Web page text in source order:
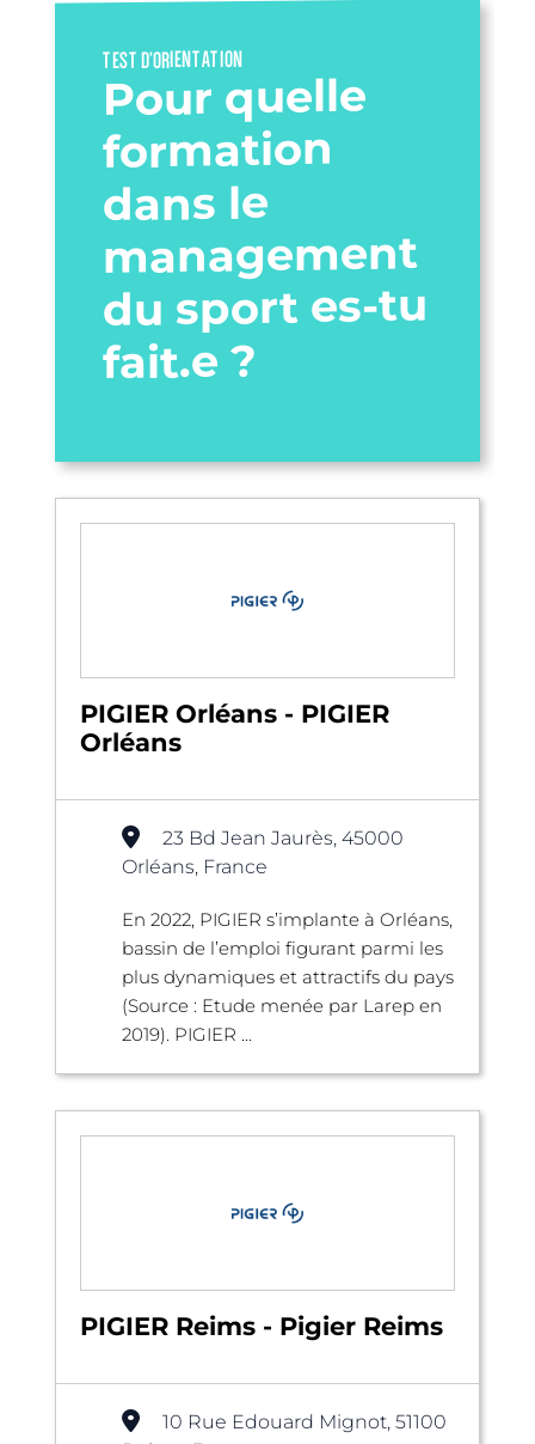
TEST D’ORIENTATION
Pour quelle
formation
dans le
management
du sport es-tu
fait.e ?
PIGIER Orléans - PIGIER
Orléans
23 Bd Jean Jaurès, 45000
Orléans, France
En 2022, PIGIER s’implante à Orléans,
bassin de l’emploi figurant parmi les
plus dynamiques et attractifs du pays
(Source : Etude menée par Larep en
2019). PIGIER ...
PIGIER Reims - Pigier Reims
10 Rue Edouard Mignot, 51100